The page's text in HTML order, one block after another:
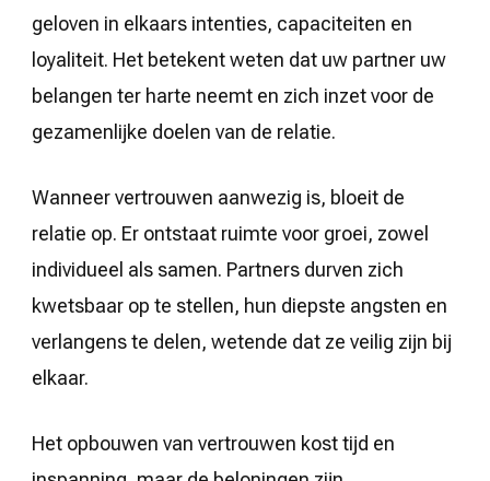
geloven in elkaars intenties, capaciteiten en
loyaliteit. Het betekent weten dat uw partner uw
belangen ter harte neemt en zich inzet voor de
gezamenlijke doelen van de relatie.
Wanneer vertrouwen aanwezig is, bloeit de
relatie op. Er ontstaat ruimte voor groei, zowel
individueel als samen. Partners durven zich
kwetsbaar op te stellen, hun diepste angsten en
verlangens te delen, wetende dat ze veilig zijn bij
elkaar.
Het opbouwen van vertrouwen kost tijd en